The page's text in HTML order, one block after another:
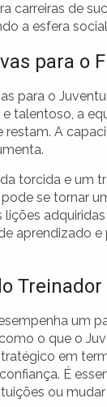
carreiras de
a esfera
para o
para o
talentoso, a
restam. A
torcida e um
se tornar
lições
aprendizado
Treinador
um
o que o
em
É
ou